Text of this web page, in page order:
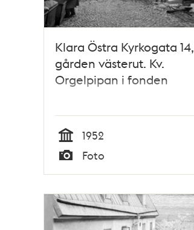
Klara Östra Kyrkogata 14,
gården västerut. Kv.
Orgelpipan i fonden
Tid
1952
Foto